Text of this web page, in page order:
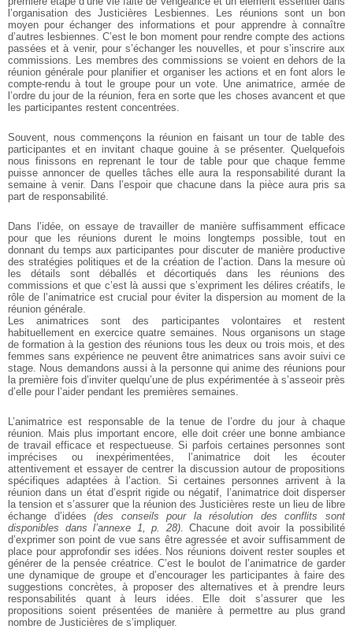
l’organisation des Justicières Lesbiennes. Les réunions sont un bon
moyen pour échanger des informations et pour apprendre à connaître
d’autres lesbiennes. C’est le bon moment pour rendre compte des actions
passées et à venir, pour s’échanger les nouvelles, et pour s’inscrire aux
commissions. Les membres des commissions se voient en dehors de la
réunion générale pour planifier et organiser les actions et en font alors le
compte-rendu à tout le groupe pour un vote. Une animatrice, armée de
l’ordre du jour de la réunion, fera en sorte que les choses avancent et que
les participantes restent concentrées.
Souvent, nous commençons la réunion en faisant un tour de table des
participantes et en invitant chaque gouine à se présenter. Quelquefois
nous finissons en reprenant le tour de table pour que chaque femme
puisse annoncer de quelles tâches elle aura la responsabilité durant la
semaine à venir. Dans l’espoir que chacune dans la pièce aura pris sa
part de responsabilité.
Dans l’idée, on essaye de travailler de manière suffisamment efficace
pour que les réunions durent le moins longtemps possible, tout en
donnant du temps aux participantes pour discuter de manière productive
des stratégies politiques et de la création de l’action. Dans la mesure où
les détails sont déballés et décortiqués dans les réunions des
commissions et que c’est là aussi que s’expriment les délires créatifs, le
rôle de l’animatrice est crucial pour éviter la dispersion au moment de la
réunion générale.
Les animatrices sont des participantes volontaires et restent
habituellement en exercice quatre semaines. Nous organisons un stage
de formation à la gestion des réunions tous les deux ou trois mois, et des
femmes sans expérience ne peuvent être animatrices sans avoir suivi ce
stage. Nous demandons aussi à la personne qui anime des réunions pour
la première fois d’inviter quelqu’une de plus expérimentée à s’asseoir près
d’elle pour l’aider pendant les premières semaines.
L’animatrice est responsable de la tenue de l’ordre du jour à chaque
réunion. Mais plus important encore, elle doit créer une bonne ambiance
de travail efficace et respectueuse. Si parfois certaines personnes sont
imprécises ou inexpérimentées, l’animatrice doit les écouter
attentivement et essayer de centrer la discussion autour de propositions
spécifiques adaptées à l’action. Si certaines personnes arrivent à la
réunion dans un état d’esprit rigide ou négatif, l’animatrice doit disperser
la tension et s’assurer que la réunion des Justicières reste un lieu de libre
échange d’idées(des conseils pour la résolution des conflits sont
disponibles dans l’annexe 1, p. 28). Chacune doit avoir la possibilité
d’exprimer son point de vue sans être agressée et avoir suffisamment de
place pour approfondir ses idées. Nos réunions doivent rester souples et
générer de la pensée créatrice. C’est le boulot de l’animatrice de garder
une dynamique de groupe et d’encourager les participantes à faire des
suggestions concrètes, à proposer des alternatives et à prendre leurs
responsabilités quant à leurs idées. Elle doit s’assurer que les
propositions soient présentées de manière à permettre au plus grand
nombre de Justicières de s’impliquer.